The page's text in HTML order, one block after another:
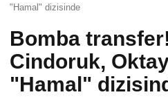
"Hamal" dizisinde
Bomba
Cindoruk,
"Hamal"